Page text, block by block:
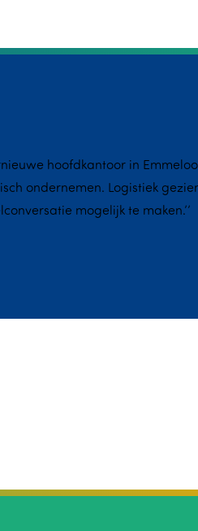
hoofdkantoor in
ondernemen. Logistiek
mogelijk te maken.’’